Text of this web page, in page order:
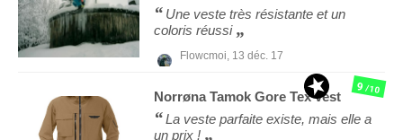
Une veste très résistante et un
coloris réussi
Flowcmoi, 13 déc. 17
Norrøna Tamok Gore Tex vest
La veste parfaite existe, mais elle a
un prix !
9/10